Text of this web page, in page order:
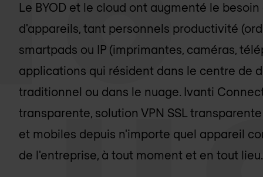
Le BYOD et le cloud ont augmenté le
d'appareils, tant personnels productivité
smartpads ou IP (imprimantes, caméras,
applications qui résident dans le centre de
traditionnel ou dans le nuage. Ivanti
transparente, solution VPN SSL
et mobiles depuis n'importe quel appareil
de l'entreprise, à tout moment et en tout lieu.